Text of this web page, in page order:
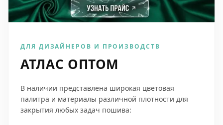
ДЛЯ ДИЗАЙНЕРОВ И ПРОИЗВОДСТВ
АТЛАС ОПТОМ
В наличии представлена широкая цветовая
палитра и материалы различной плотности для
закрытия любых задач пошива: